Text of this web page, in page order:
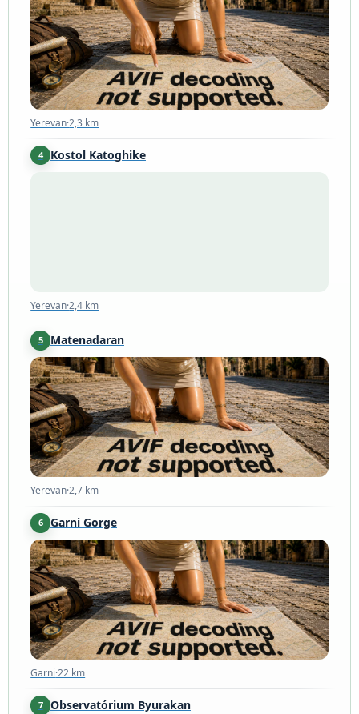
Yerevan·2,3 km
Yerevan·2,3 km
4 Kostol Katoghike
Yerevan·2,4 km
5 Matenadaran
Yerevan·2,7 km
Yerevan·2,7 km
6 Garni Gorge
Garni·22 km
Garni·22 km
7 Observatórium Byurakan